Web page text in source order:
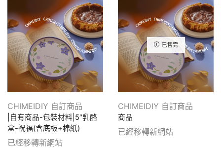
CHIMEIDIY 自訂商品
|自有商品-包裝材料|5″乳酪
盒-祝福(含底板+棉紙)
已經移轉新網站
已售完
CHIMEIDIY 自訂商品
商品
已經移轉新網站